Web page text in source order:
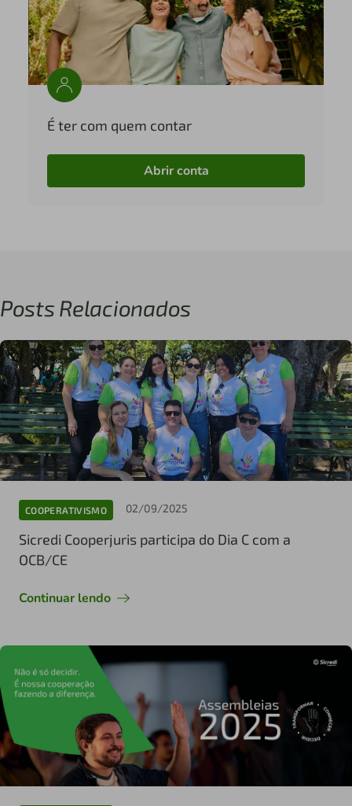
É ter com quem contar
Abrir conta
Posts Relacionados
COOPERATIVISMO 02/09/2025
Sicredi Cooperjuris participa do Dia C com a
OCB/CE
Continuar lendo